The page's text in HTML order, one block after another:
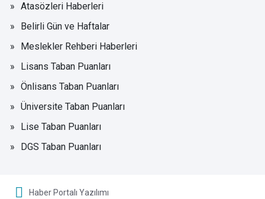
Atasözleri Haberleri
Belirli Gün ve Haftalar
Meslekler Rehberi Haberleri
Lisans Taban Puanları
Önlisans Taban Puanları
Üniversite Taban Puanları
Lise Taban Puanları
DGS Taban Puanları
Haber Portalı Yazılımı